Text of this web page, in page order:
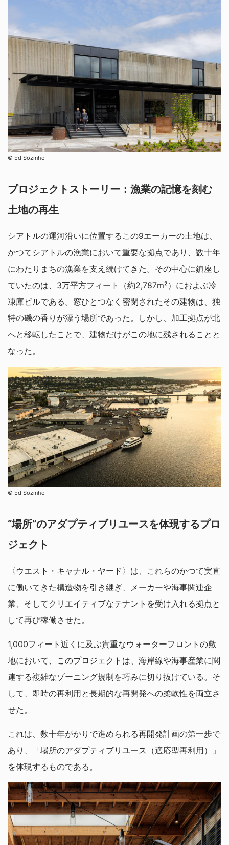
©︎ Ed Sozinho
プロジェクトストーリー：漁業の記憶を刻む
土地の再生
シアトルの運河沿いに位置するこの9エーカーの土地は、
かつてシアトルの漁業において重要な拠点であり、数十年
にわたりまちの漁業を支え続けてきた。その中心に鎮座し
ていたのは、3万平方フィート（約2,787m²）におよぶ冷
凍庫ビルである。窓ひとつなく密閉されたその建物は、独
特の磯の香りが漂う場所であった。しかし、加工拠点が北
へと移転したことで、建物だけがこの地に残されることと
なった。
©︎ Ed Sozinho
“場所”のアダプティブリユースを体現するプロ
ジェクト
〈ウエスト・キャナル・ヤード〉は、これらのかつて実直
に働いてきた構造物を引き継ぎ、メーカーや海事関連企
業、そしてクリエイティブなテナントを受け入れる拠点と
して再び稼働させた。
1,000フィート近くに及ぶ貴重なウォーターフロントの敷
地において、このプロジェクトは、海岸線や海事産業に関
連する複雑なゾーニング規制を巧みに切り抜けている。そ
して、即時の再利用と長期的な再開発への柔軟性を両立さ
せた。
これは、数十年がかりで進められる再開発計画の第一歩で
あり、「場所のアダプティブリユース（適応型再利用）」
を体現するものである。